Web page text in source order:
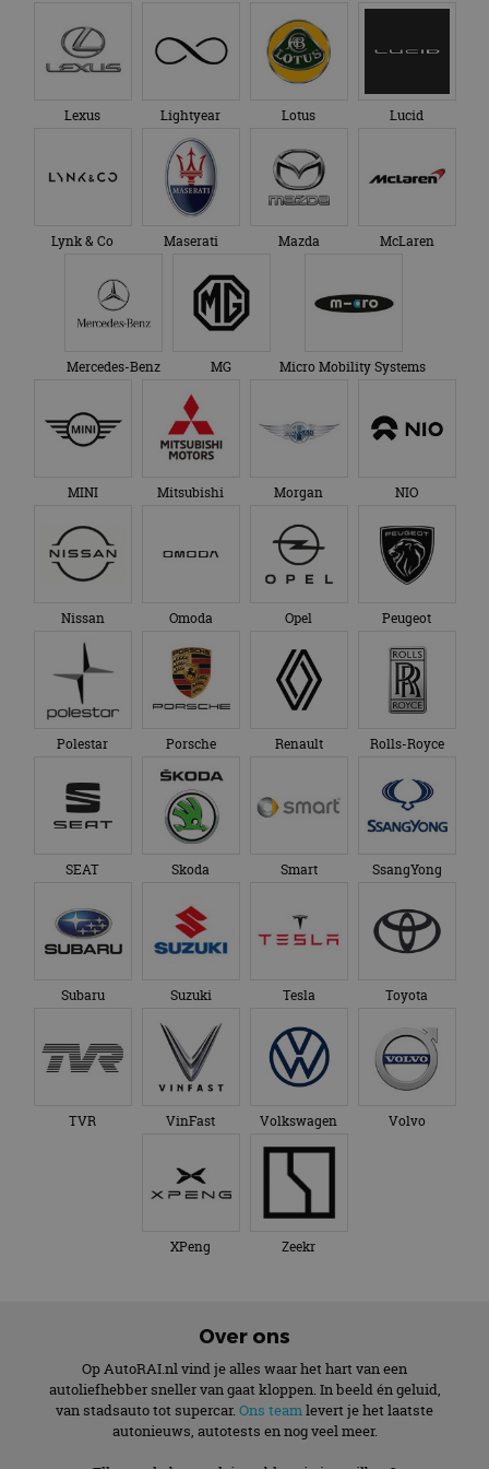
Lexus Lightyear Lotus Lucid
Lynk & Co Maserati Mazda McLaren
Mercedes-Benz MG Micro Mobility Systems
MINI Mitsubishi Morgan NIO
Nissan Omoda Opel Peugeot
Polestar Porsche Renault Rolls-Royce
SEAT Skoda Smart SsangYong
Subaru Suzuki Tesla Toyota
TVR VinFast Volkswagen Volvo
XPeng Zeekr
Over ons
Op AutoRAI.nl vind je alles waar het hart van een
autoliefhebber sneller van gaat kloppen. In beeld én geluid,
van stadsauto tot supercar. Ons teamlevert je het laatste
autonieuws, autotests en nog veel meer.